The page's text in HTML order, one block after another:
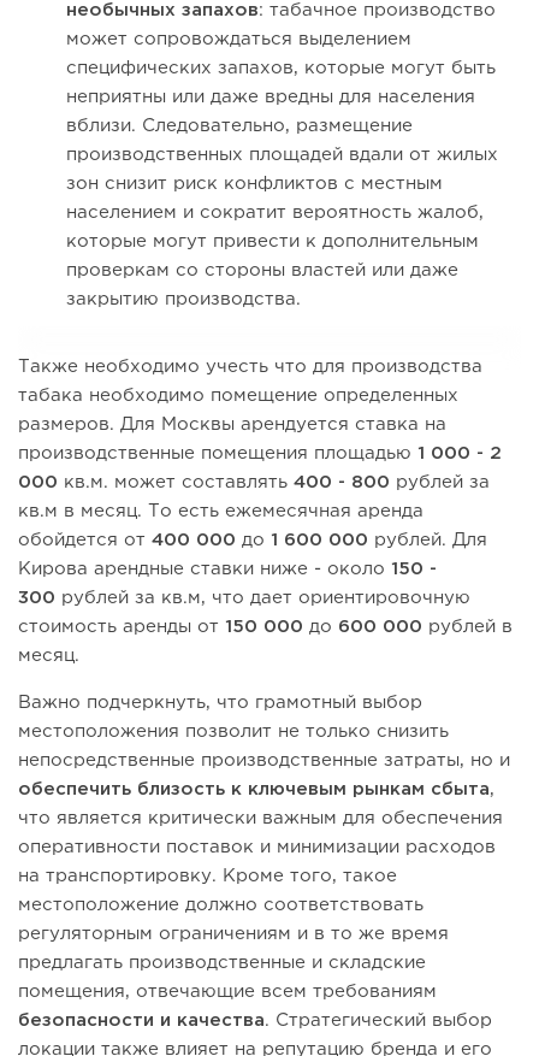
необычных запахов: табачное производство
может сопровождаться выделением
специфических запахов, которые могут быть
неприятны или даже вредны для населения
вблизи. Следовательно, размещение
производственных площадей вдали от жилых
зон снизит риск конфликтов с местным
населением и сократит вероятность жалоб,
которые могут привести к дополнительным
проверкам со стороны властей или даже
закрытию производства.
Также необходимо учесть что для производства
табака необходимо помещение определенных
размеров. Для Москвы арендуется ставка на
производственные помещения площадью 1 000 - 2
000 кв.м. может составлять 400 - 800 рублей за
кв.м в месяц. То есть ежемесячная аренда
обойдется от 400 000 до 1 600 000 рублей. Для
Кирова арендные ставки ниже - около 150 -
300 рублей за кв.м, что дает ориентировочную
стоимость аренды от 150 000 до 600 000 рублей в
месяц.
Важно подчеркнуть, что грамотный выбор
местоположения позволит не только снизить
непосредственные производственные затраты, но и
обеспечить близость к ключевым рынкам сбыта,
что является критически важным для обеспечения
оперативности поставок и минимизации расходов
на транспортировку. Кроме того, такое
местоположение должно соответствовать
регуляторным ограничениям и в то же время
предлагать производственные и складские
помещения, отвечающие всем требованиям
безопасности и качества. Стратегический выбор
локации также влияет на репутацию бренда и его